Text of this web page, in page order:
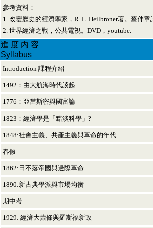
參考資料：
1. 改變歷史的經濟學家，R. L. Heilbroner著。蔡伸
2. 世界經濟之戰，公共電視。DVD，youtube.
進 度 內 容
Syllabus
Introduction 課程介紹
1492：由大航海時代談起
1776：亞當斯密與國富論
1823：經濟學是「黯淡科學」?
1848:社會主義、共產主義與革命的年代
春假
1862:日不落帝國與邊際革命
1890:新古典學派與市場均衡
期中考
1929: 經濟大蕭條與羅斯福新政